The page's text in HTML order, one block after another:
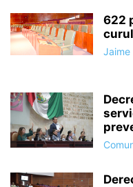
622
Jaime